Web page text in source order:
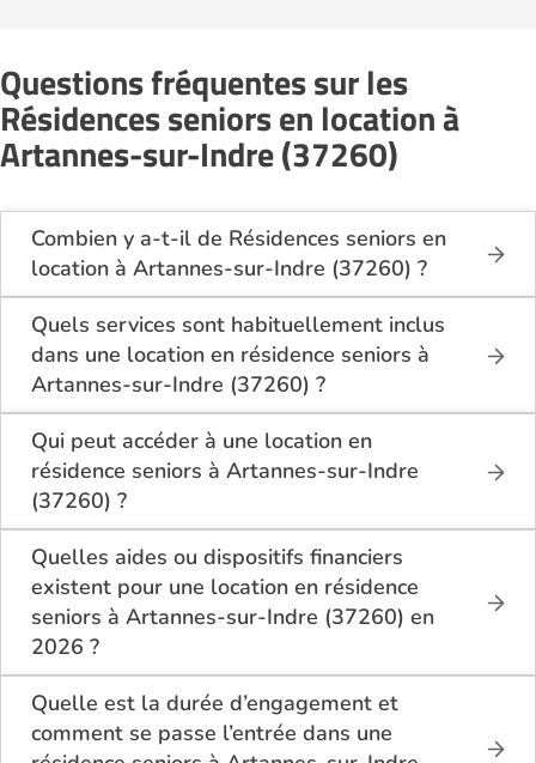
Questions fréquentes sur les
Résidences seniors en location à
Artannes-sur-Indre (37260)
Combien y a-t-il de Résidences seniors en
location à Artannes-sur-Indre (37260) ?
Sur le site Logement-seniors.com, on recense
actuellement 1 Résidences seniors en location à
Artannes-sur-Indre (37260).
Quels services sont habituellement inclus
dans une location en résidence seniors à
Artannes-sur-Indre (37260) ?
En location à Artannes-sur-Indre (37260), la
résidence seniors inclut généralement : l’entretien
des espaces communs, l’accès à des activités, la
présence d’un accueil / surveillance, la restauration
ou service repas optionnel. Certains services sont
optionnels et peuvent faire monter le tarif.
Qui peut accéder à une location en
résidence seniors à Artannes-sur-Indre
(37260) ?
La location en résidence seniors à Artannes-sur-
Indre (37260) s’adresse aux personnes autonomes
souhaitant un logement adapté, sécurisé et
convivial. Il est conseillé d’avoir environ 60 ans ou
plus, bien que chaque résidence fixe ses conditions.
Des prestations complémentaires peuvent être
proposées pour un accompagnement léger.
Quelles aides ou dispositifs financiers
existent pour une location en résidence
seniors à Artannes-sur-Indre (37260) en
2026 ?
Selon les revenus et la situation, il est possible à
Artannes-sur-Indre (37260) de bénéficier d’aides
telles que : l’APL (allocation personnalisée au
logement), ou selon le dispositif local, des aides
Quelle est la durée d’engagement et
comment se passe l’entrée dans une